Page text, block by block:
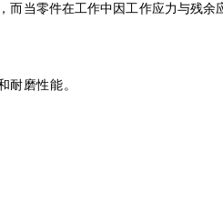
而当零件在工作中因工作应力与残余
耐磨性能。